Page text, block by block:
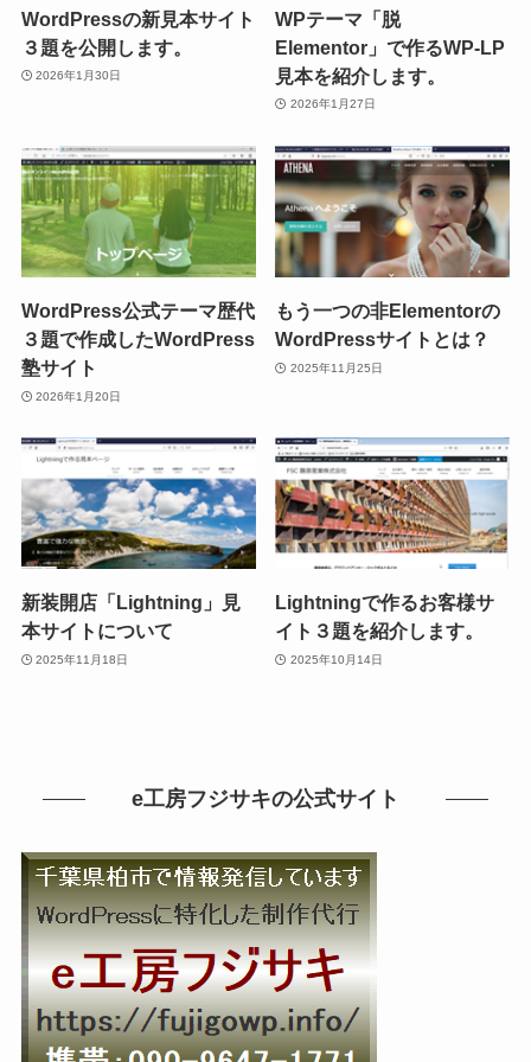
WordPressの新見本サイト
３題を公開します。
2026年1月30日
WPテーマ「脱
Elementor」で作るWP-LP
見本を紹介します。
2026年1月27日
WordPress公式テーマ歴代
３題で作成したWordPress
塾サイト
2026年1月20日
もう一つの非Elementorの
WordPressサイトとは？
2025年11月25日
新装開店「Lightning」見
本サイトについて
2025年11月18日
Lightningで作るお客様サ
イト３題を紹介します。
2025年10月14日
e工房フジサキの公式サイト